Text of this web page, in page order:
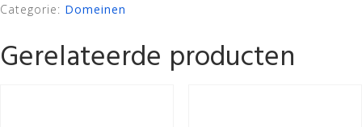
Categorie: Domeinen
Gerelateerde producten